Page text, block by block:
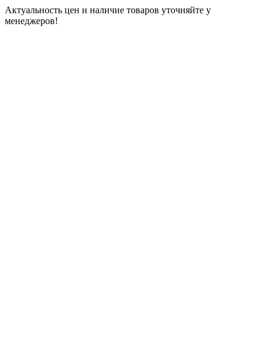
Актуальность цен и наличие товаров уточняйте у
менеджеров!